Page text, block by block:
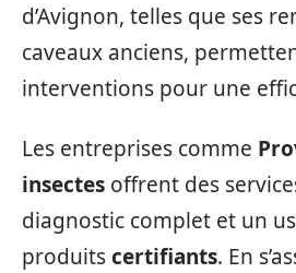
d’Avignon, telles que ses
caveaux anciens,
interventions pour une
Les entreprises comme
insectes offrent des
diagnostic complet et un
produitscertifiants. En